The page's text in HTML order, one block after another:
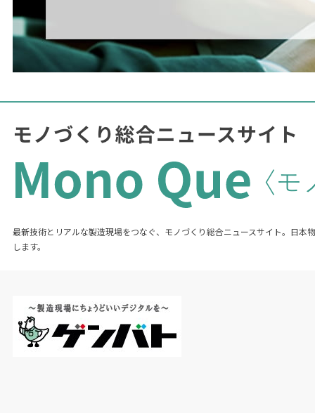
最新技術とリアルな製造現場をつなぐ、モノづくり総合ニュースサイト。日本
します。